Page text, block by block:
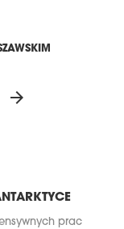
arrow_forward
prac